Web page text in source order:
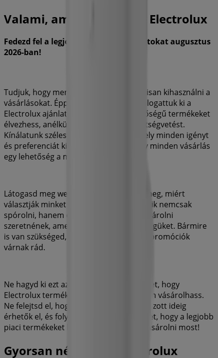
Valami, ami érdekelhet - Electrolux
Fedezd fel a legjobb Electrolux ajánlatokat augusztus
2026-ban!
Tudjuk, hogy mennyire fontos maximálisan kihasználni a
vásárlásokat. Éppen ezért gondosan válogattuk ki a
Electrolux ajánlatokat, hogy kiváló minőségű termékeket
élvezhess, anélkül hogy túllépnéd a költségvetést.
Kínálatunk széles választékot kínál, amely minden igényt
és preferenciát kielégít, biztosítva, hogy minden vásárlás
egy lehetőség a megtakarításra.
Látogasd meg weboldalunkat, és tudd meg, miért
választják minket a felhasználók ezrei, akik nemcsak
spórolni, hanem olyan termékeket is vásárolni
szeretnének, amelyek javítják életminőségüket. Bármire
is van szükséged, a legjobb ajánlatok és promóciók
várnak rád.
Ne hagyd ki ezt az egyedülálló lehetőséget, hogy
Electrolux termékeket verhetetlen árakon vásárolhass.
Ne felejtsd el, hogy az ajánlataink korlátozott ideig
érhetők el, és folyamatosan frissítjük őket, hogy a legjobb
piaci termékeket kínálhassuk. Kezdj el vásárolni most!
Gyorsan nézze meg Electrolux